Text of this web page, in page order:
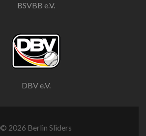
BSVBB e.V.
DBV e.V.
© 2026 Berlin Sliders